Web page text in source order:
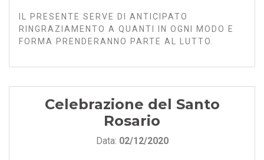
IL PRESENTE SERVE DI ANTICIPATO
RINGRAZIAMENTO A QUANTI IN OGNI MODO E
FORMA PRENDERANNO PARTE AL LUTTO.
Celebrazione del Santo
Rosario
Data: 02/12/2020